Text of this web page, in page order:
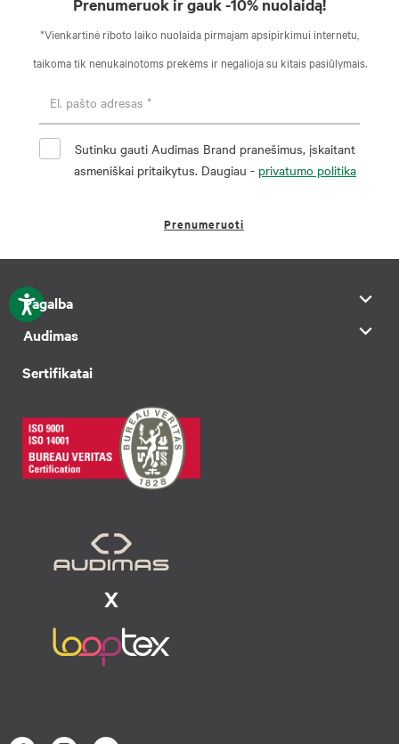
Prenumeruok ir gauk -10% nuolaidą!
*Vienkartinė riboto laiko nuolaida pirmajam apsipirkimui internetu,
taikoma tik nenukainotoms prekėms ir negalioja su kitais pasiūlymais.
Sutinku gauti Audimas Brand pranešimus, įskaitant
asmeniškai pritaikytus. Daugiau - privatumo politika
Prenumeruoti
Pagalba
Audimas
Sertifikatai